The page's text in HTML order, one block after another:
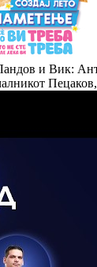
и Вик:
Пецаков,